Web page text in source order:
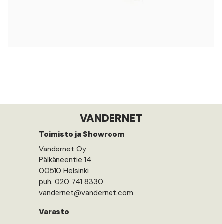
VANDERNET
Toimisto ja Showroom
Vandernet Oy
Pälkäneentie 14
00510 Helsinki
puh. 020 741 8330
vandernet@vandernet.com
Varasto